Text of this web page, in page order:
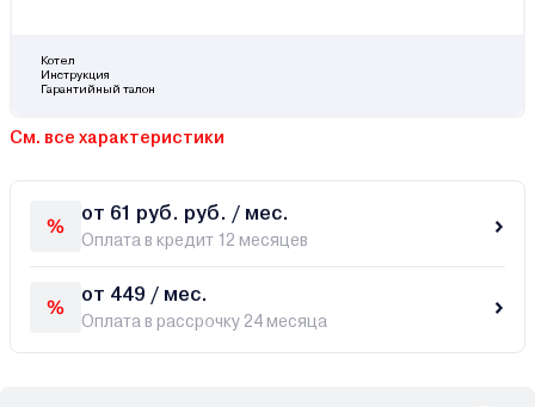
Котел
Инструкция
Гарантийный талон
См. все характеристики
от 61 руб. руб. / мес.
Оплата в кредит 12 месяцев
от 449 / мес.
Оплата в рассрочку 24 месяца